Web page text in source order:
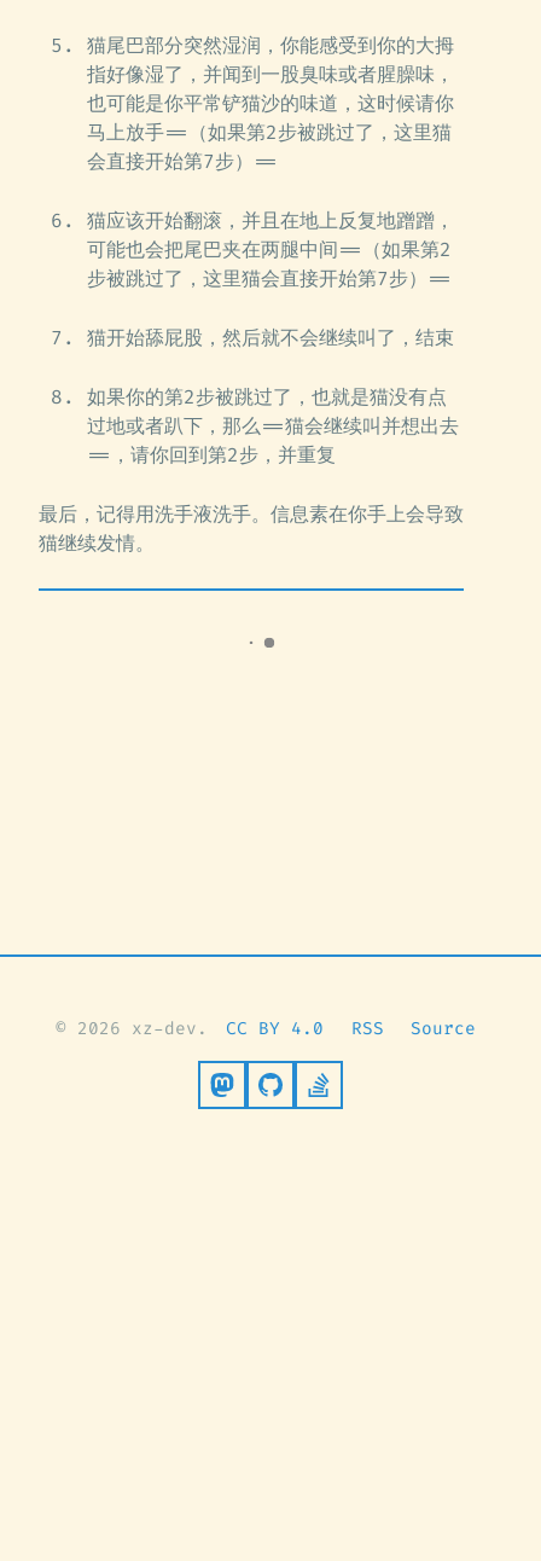
猫尾巴部分突然湿润，你能感受到你的大拇
指好像湿了，并闻到一股臭味或者腥臊味，
也可能是你平常铲猫沙的味道，这时候请你
马上放手==（如果第2步被跳过了，这里猫
会直接开始第7步）==
猫应该开始翻滚，并且在地上反复地蹭蹭，
可能也会把尾巴夹在两腿中间==（如果第2
步被跳过了，这里猫会直接开始第7步）==
猫开始舔屁股，然后就不会继续叫了，结束
如果你的第2步被跳过了，也就是猫没有点
过地或者趴下，那么==猫会继续叫并想出去
==，请你回到第2步，并重复
最后，记得用洗手液洗手。信息素在你手上会导致
猫继续发情。
© 2026 xz-dev. CC BY 4.0 RSS Source
Follow on Mastodon
Go to GitHub
Stack Overflow